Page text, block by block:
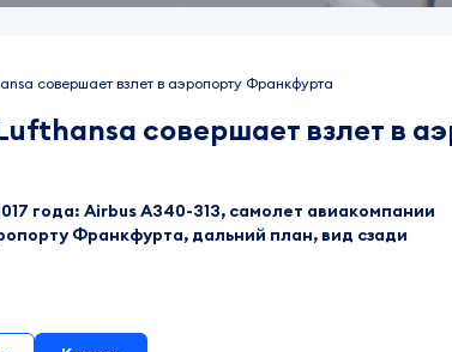
совершает взлет в аэропорту Франкфурта
совершает взлет в
года: Airbus A340-313, самолет авиакомпании
Франкфурта, дальний план, вид сзади